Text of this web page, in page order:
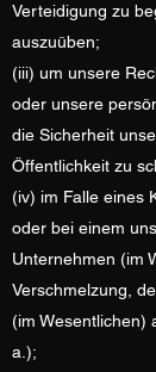
Verteidigung zu
auszuüben;
(iii) um unsere
oder unsere
die Sicherheit
Öffentlichkeit zu
(iv) im Falle eines
oder bei einem
Unternehmen (im
Verschmelzung,
(im Wesentlichen)
a.);